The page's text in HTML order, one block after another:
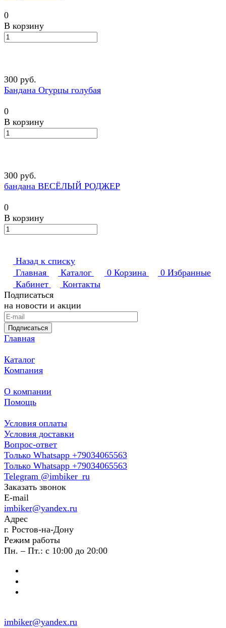
0
В корзину
300 руб.
Бандана Огурцы голубая
0
В корзину
300 руб.
бандана ВЕСЁЛЫЙ РОДЖЕР
0
В корзину
Назад к списку
Главная
Каталог 0 Корзина 0 Избранные
Кабинет
Контакты
Подписаться
на новости и акции
Подписаться
Главная
Каталог
Компания
О компании
Помощь
Условия оплаты
Условия доставки
Вопрос-ответ
Только Whatsapp +79034065563
Только Whatsapp +79034065563
Telegram @imbiker_ru
Заказать звонок
E-mail
imbiker@yandex.ru
Адрес
г. Ростов-на-Дону
Режим работы
Пн. – Пт.: с 10:00 до 20:00
imbiker@yandex.ru